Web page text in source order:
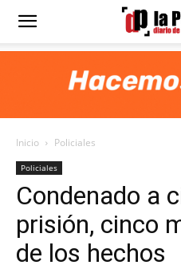
Diario
Portada
Inicio Policiales
Policiales
Condenado a
prisión, cinco
de los hechos